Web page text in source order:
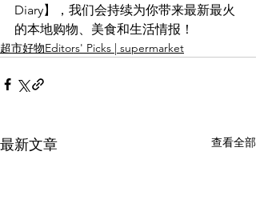
Diary】，我们会持续为你带来最新最火
的本地购物、美食和生活情报！
超市好物Editors' Picks | supermarket
最新文章 查看全部